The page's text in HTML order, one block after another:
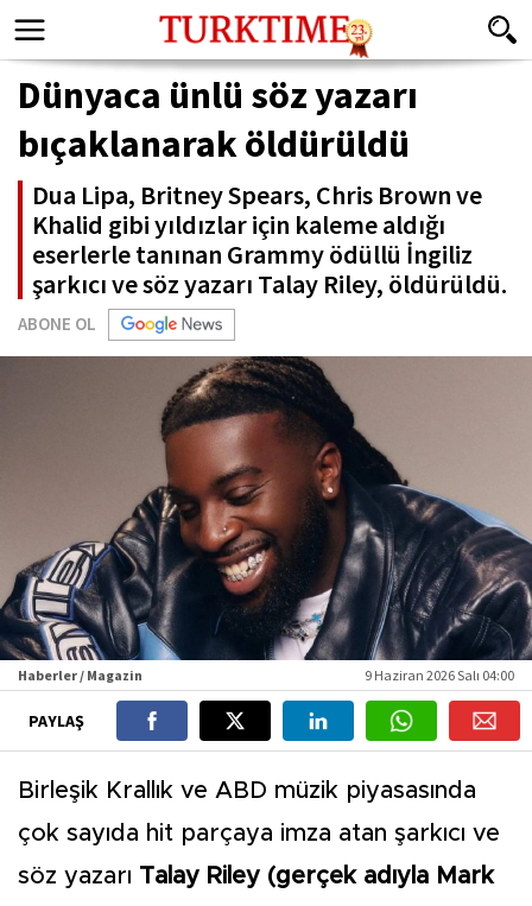
Dünyaca ünlü söz yazarı
bıçaklanarak öldürüldü
Dua Lipa, Britney Spears, Chris Brown ve
Khalid gibi yıldızlar için kaleme aldığı
eserlerle tanınan Grammy ödüllü İngiliz
şarkıcı ve söz yazarı Talay Riley, öldürüldü.
ABONE OL
Haberler / Magazin 9 Haziran 2026 Salı 04:00
PAYLAŞ
Birleşik Krallık ve ABD müzik piyasasında
çok sayıda hit parçaya imza atan şarkıcı ve
söz yazarı Talay Riley (gerçek adıyla Mark